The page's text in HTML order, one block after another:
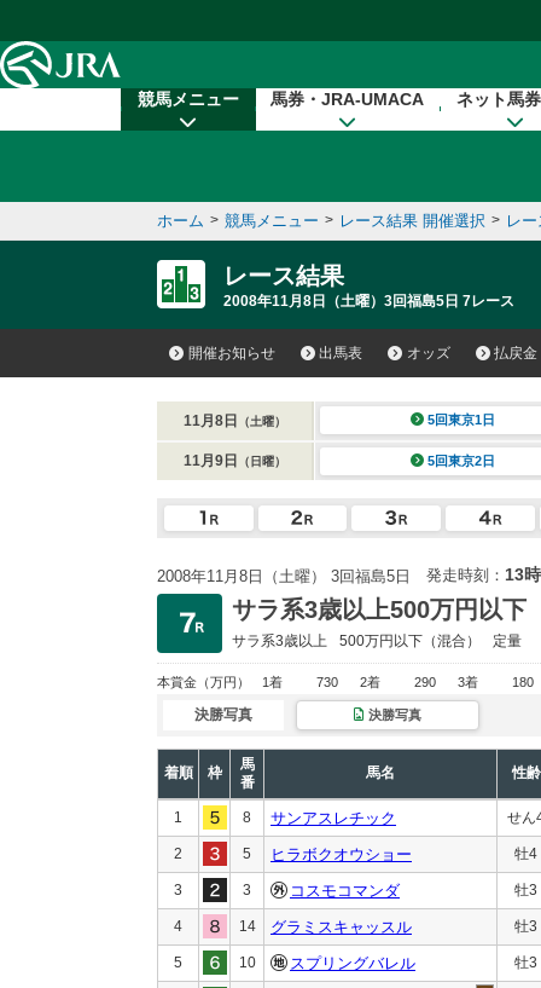
競馬メニュー 馬券・JRA-UMACA ネット馬
ホーム > 競馬メニュー > レース結果 開催選択 > レ
レース結果
2008年11月8日（土曜）3回福島5日 7レース
開催お知らせ 出馬表 オッズ 払戻金
11月8日 （土曜） 5回東京1日
11月9日 （日曜） 5回東京2日
2008年11月8日（土曜） 3回福島5日 発走時刻： 13
サラ系3歳以上500万円以下
サラ系3歳以上 500万円以下 （混合） 定量
本賞金 （万円） 1着 730 2着 290 3着 180
決勝写真 決勝写真
着順 枠
馬
番
馬名 性齢
1 8 サンアスレチック せん
2 5 ヒラボクオウショー 牡4
3 3 コスモコマンダ 牡3
4 14 グラミスキャッスル 牡3
5 10 スプリングバレル 牡3